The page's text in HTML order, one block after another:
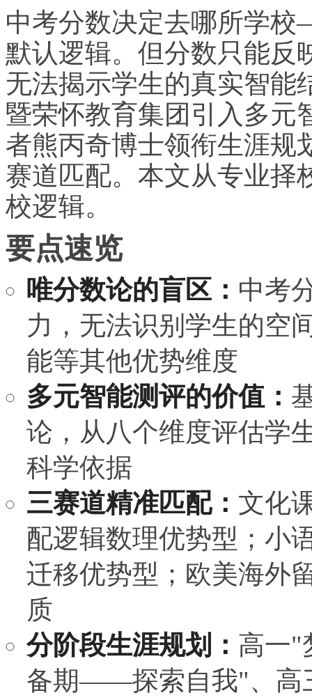
中考分数决定去哪所学
默认逻辑。但分数只能反
无法揭示学生的真实智能
暨荣怀教育集团引入多元
者熊丙奇博士领衔生涯规
赛道匹配。本文从专业择
校逻辑。
要点速览
唯分数论的盲区： 中考
力，无法识别学生的空
能等其他优势维度
多元智能测评的价值：
论，从八个维度评估学
科学依据
三赛道精准匹配： 文化
配逻辑数理优势型；小
迁移优势型；欧美海外
质
分阶段生涯规划： 高一
备期——探索自我"、高